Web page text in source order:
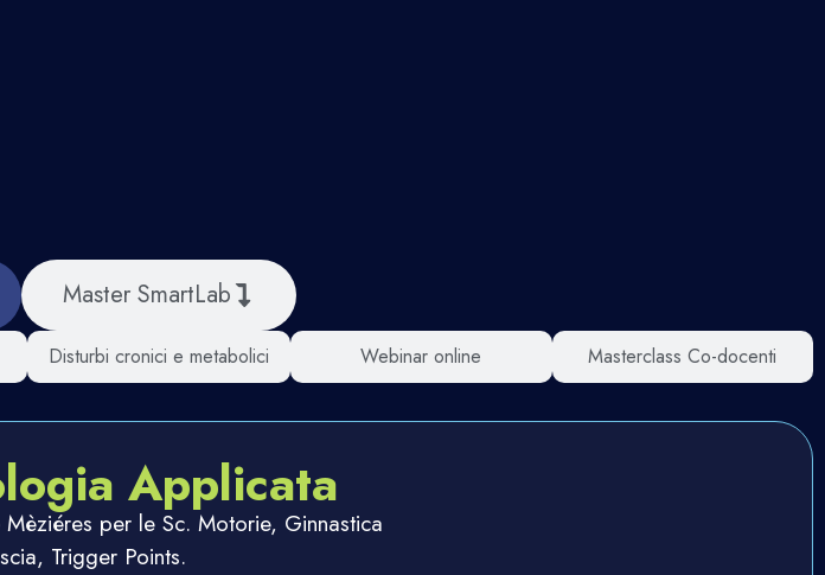
Master SmartLab
Disturbi cronici e metabolici Webinar online Masterclass Co-docenti
Applicata
per le Sc. Motorie, Ginnastica
Trigger Points.